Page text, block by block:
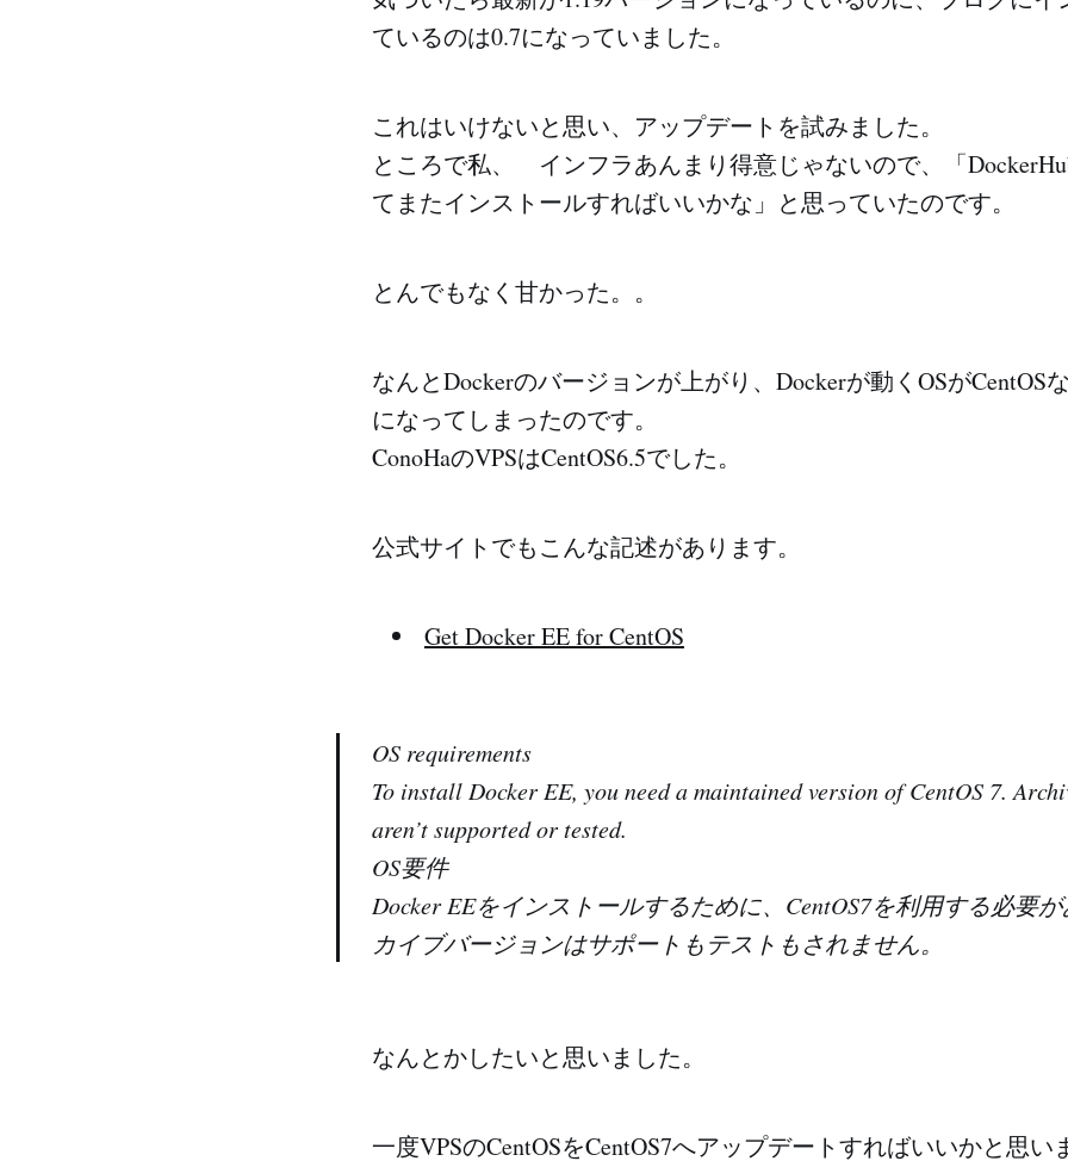
ているのは0.7になっていました。
これはいけないと思い、アップデートを試みました。
ところで私、 インフラあんまり得意じゃないので、「
てまたインストールすればいいかな」と思っていたのです。
とんでもなく甘かった。。
なんとDockerのバージョンが上がり、Dockerが動くOSがCentOS
になってしまったのです。
ConoHaのVPSはCentOS6.5でした。
公式サイトでもこんな記述があります。
Get Docker EE for CentOS
OS requirements
To install Docker EE, you need a maintained version of CentOS 7.
aren’t supported or tested.
OS要件
Docker EEをインストールするために、CentOS7を利用する必要
カイブバージョンはサポートもテストもされません。
なんとかしたいと思いました。
一度VPSのCentOSをCentOS7へアップデートすればいいかと思い